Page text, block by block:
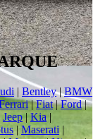
| Bentley|BMW
|Fiat|Ford|
Jeep|Kia |
| Maserati |